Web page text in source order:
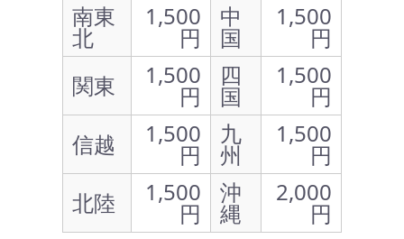
南東
北
1,500
円
中
国
1,500
円
関東
1,500
円
四
国
1,500
円
信越
1,500
円
九
州
1,500
円
北陸
1,500
円
沖
縄
2,000
円